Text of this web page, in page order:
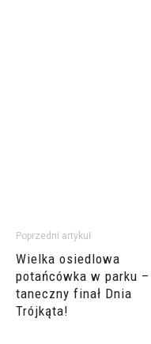
Poprzedni artykuł
Wielka osiedlowa
potańcówka w parku –
taneczny finał Dnia
Trójkąta!